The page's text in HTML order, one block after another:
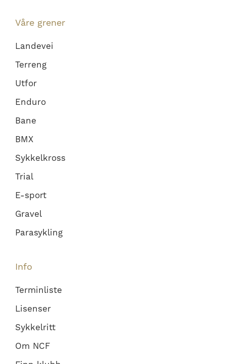
Våre grener
Landevei
Terreng
Utfor
Enduro
Bane
BMX
Sykkelkross
Trial
E-sport
Gravel
Parasykling
Info
Terminliste
Lisenser
Sykkelritt
Om NCF